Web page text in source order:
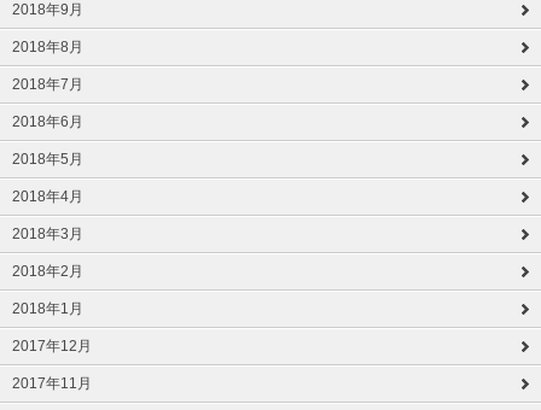
2018年9月
2018年8月
2018年7月
2018年6月
2018年5月
2018年4月
2018年3月
2018年2月
2018年1月
2017年12月
2017年11月